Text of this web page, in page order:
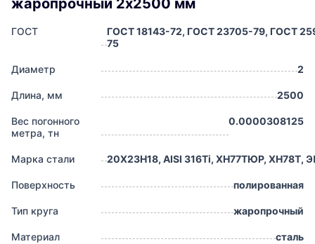
ГОСТ
ГОСТ 18143-72, ГОСТ 23705-79, ГОСТ
75
Диаметр 2
Длина, мм 2500
Вес погонного
метра, тн
0.0000308125
Марка стали 20Х23Н18, AISI 316Ti, ХН77ТЮР, ХН78Т,
Поверхность полированная
Тип круга жаропрочный
Материал сталь